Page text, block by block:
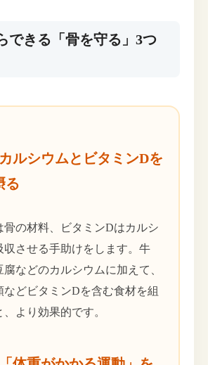
できる「骨を守る」3つ
ルシウムとビタミンDを
る
骨の材料、ビタミンDはカルシ
収させる手助けをします。牛
などのカルシウムに加えて、
などビタミンDを含む食材を組
より効果的です。